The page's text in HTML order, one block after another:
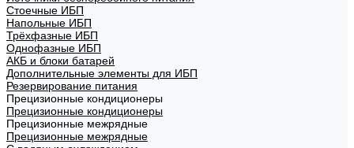
Стоечные ИБП
Напольные ИБП
Трёхфазные ИБП
Однофазные ИБП
АКБ и блоки батарей
Дополнительные элементы для ИБП
Резервирование питания
Прецизионные кондиционеры
Прецизионные кондиционеры
Прецизионные межрядные
Прецизионные межрядные